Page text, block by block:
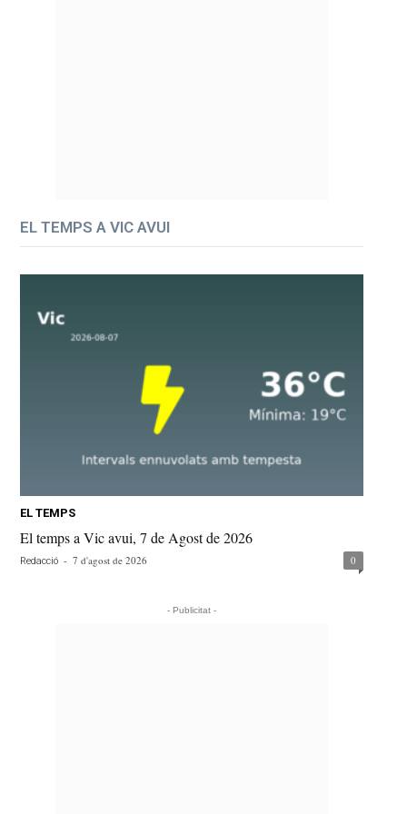
EL TEMPS A VIC AVUI
EL TEMPS
El temps a Vic avui, 7 de Agost de 2026
Redacció - 7 d'agost de 2026 0
- Publicitat -